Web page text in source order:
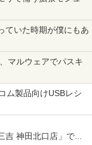
ルレス 500ml ×24本
茶 from 爽健美茶 ラ
本
クス)
115 (ジャンプコミッ
】ノートパソコン
心者向け Window
メラ zoom 日本語
容量バッテリービ
ト 学生向け
き】ミニpc 【Intel
256GB SSD】m
ソコン 静音 M.2 2
4K HDMI
電力 静音設計
中！P最大31.5%還
FHD 非光沢 Fast
FHD HDR10 DC1-
載 5年保証 スピー
ル付き MFG24F4
本/雑誌] 【初回
いた時期が僕にもあ
マルウェアでパスキ
ム製品向けUSBレシ
吉 神田北口店」で